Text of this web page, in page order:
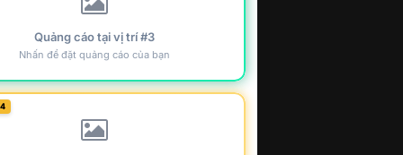
Quảng cáo tại vị trí #3
Nhấn để đặt quảng cáo của bạn